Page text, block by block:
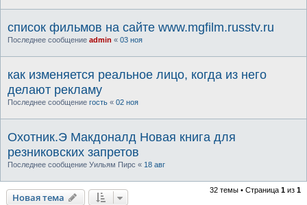
список фильмов на сайте www.mgfilm.russtv.ru
Последнее сообщение admin « 03 ноя
как изменяется реальное лицо, когда из него
делают рекламу
Последнее сообщение гость « 02 ноя
Охотник.Э Макдоналд Новая книга для
резниковских запретов
Последнее сообщение Уильям Пирс « 18 авг
Новая тема
32 темы • Страница 1 из 1